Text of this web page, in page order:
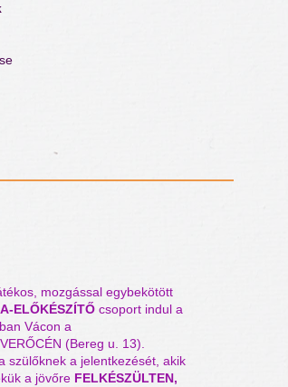
mozgással egybekötött
ELŐKÉSZÍTŐ csoport indul a
Vácon a
(Bereg u. 13).
szülőknek a jelentkezését, akik
a jövőre FELKÉSZÜLTEN,